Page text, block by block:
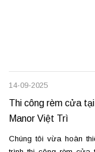
14-09-2025
Thi công rèm cửa
Manor Việt Trì
Chúng tôi vừa hoàn